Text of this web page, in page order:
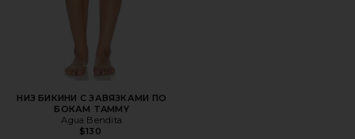
НИЗ БИКИНИ С ЗАВЯЗКАМИ ПО
БОКАМ TAMMY
Agua Bendita
$130